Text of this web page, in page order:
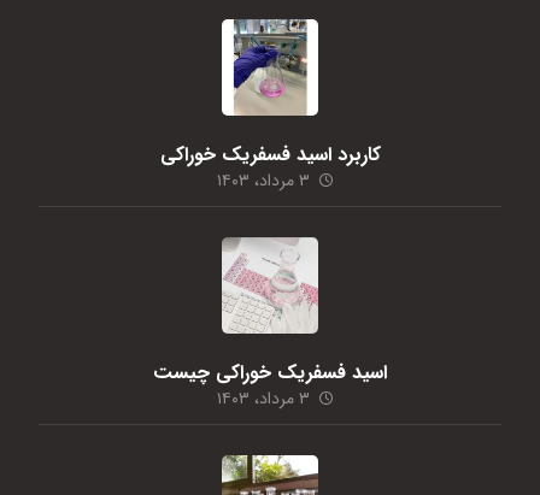
کاربرد اسید فسفریک خوراکی
۳ مرداد، ۱۴۰۳
اسید فسفریک خوراکی چیست
۳ مرداد، ۱۴۰۳